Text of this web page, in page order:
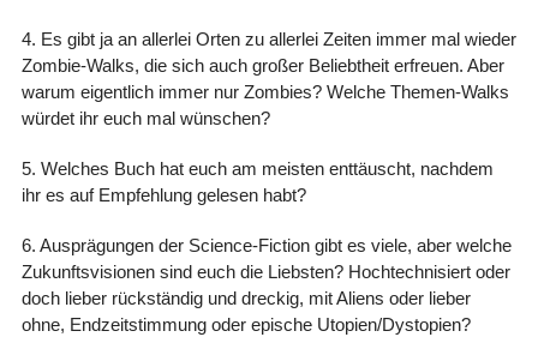
4. Es gibt ja an allerlei Orten zu allerlei Zeiten immer mal wieder
Zombie-Walks, die sich auch großer Beliebtheit erfreuen. Aber
warum eigentlich immer nur Zombies? Welche Themen-Walks
würdet ihr euch mal wünschen?
5. Welches Buch hat euch am meisten enttäuscht, nachdem
ihr es auf Empfehlung gelesen habt?
6. Ausprägungen der Science-Fiction gibt es viele, aber welche
Zukunftsvisionen sind euch die Liebsten? Hochtechnisiert oder
doch lieber rückständig und dreckig, mit Aliens oder lieber
ohne, Endzeitstimmung oder epische Utopien/Dystopien?